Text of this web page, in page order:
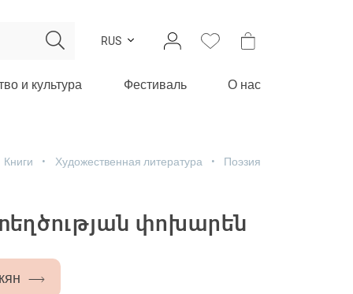
RUS
и культура Фестиваль О нас
Книги Художественная литература Поэзия
փոխարեն